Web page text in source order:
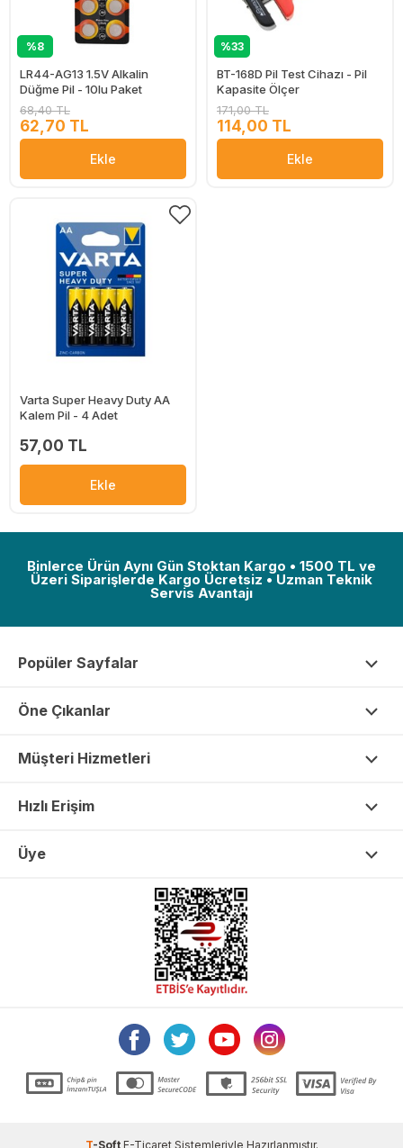
%8
LR44-AG13 1.5V Alkalin
Düğme Pil - 10lu Paket
68,40 TL
62,70 TL
Ekle
%33
BT-168D Pil Test Cihazı - Pil
Kapasite Ölçer
171,00 TL
114,00 TL
Ekle
Varta Super Heavy Duty AA
Kalem Pil - 4 Adet
57,00 TL
Ekle
Binlerce Ürün Aynı Gün Stoktan Kargo • 1500 TL ve
Üzeri Siparişlerde Kargo Ücretsiz • Uzman Teknik
Servis Avantajı
Popüler Sayfalar
Öne Çıkanlar
Müşteri Hizmetleri
Hızlı Erişim
Üye
T-Soft E-TicaretSistemleriyle Hazırlanmıştır.